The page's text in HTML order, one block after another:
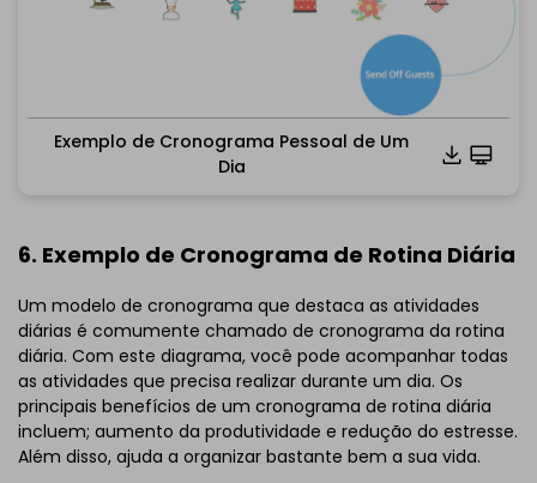
Clique para baixar e usar este modelo.
Se você ainda não tem o EdrawMind, então, baixe o
EdrawMind gratuitamente
abaixo.
Você também pode experimentar oEdrawMind Online
gratuitamente
abaixo.
Exemplo de Cronograma Pessoal de Um
Dia
6. Exemplo de Cronograma de Rotina Diária
Um modelo de cronograma que destaca as atividades
diárias é comumente chamado de cronograma da rotina
diária. Com este diagrama, você pode acompanhar todas
as atividades que precisa realizar durante um dia. Os
principais benefícios de um cronograma de rotina diária
incluem; aumento da produtividade e redução do estresse.
Além disso, ajuda a organizar bastante bem a sua vida.